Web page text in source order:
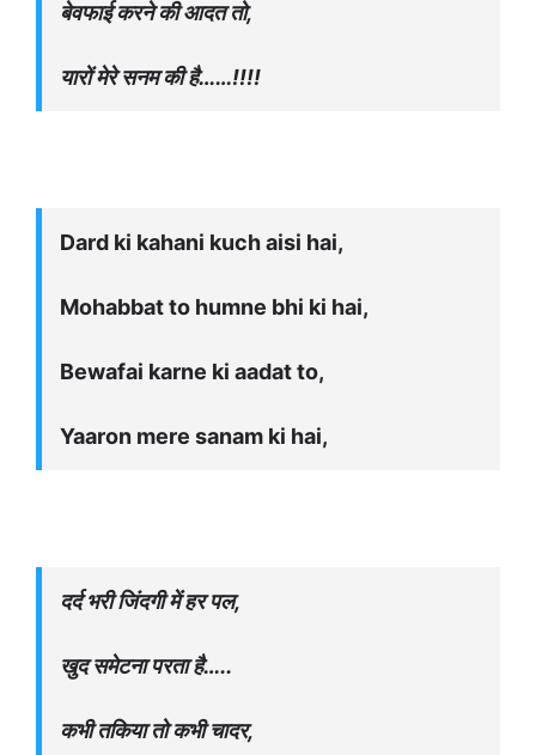
बेवफाई करने की आदत तो,
यारों मेरे सनम की है……!!!!
Dard ki kahani kuch aisi hai,
Mohabbat to humne bhi ki hai,
Bewafai karne ki aadat to,
Yaaron mere sanam ki hai,
दर्द भरी जिंदगी में हर पल,
खुद समेटना परता है…..
कभी तकिया तो कभी चादर,